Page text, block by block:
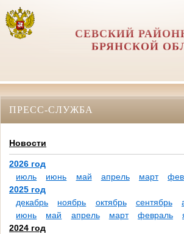
СЕВСКИЙ
БРЯНСКОЙ
ПРЕСС-СЛУЖБА
Новости
2026 год
июль
июнь май апрель март
2025 год
декабрь
ноябрь октябрь сентябрь
июнь
май апрель март февраль
2024 год